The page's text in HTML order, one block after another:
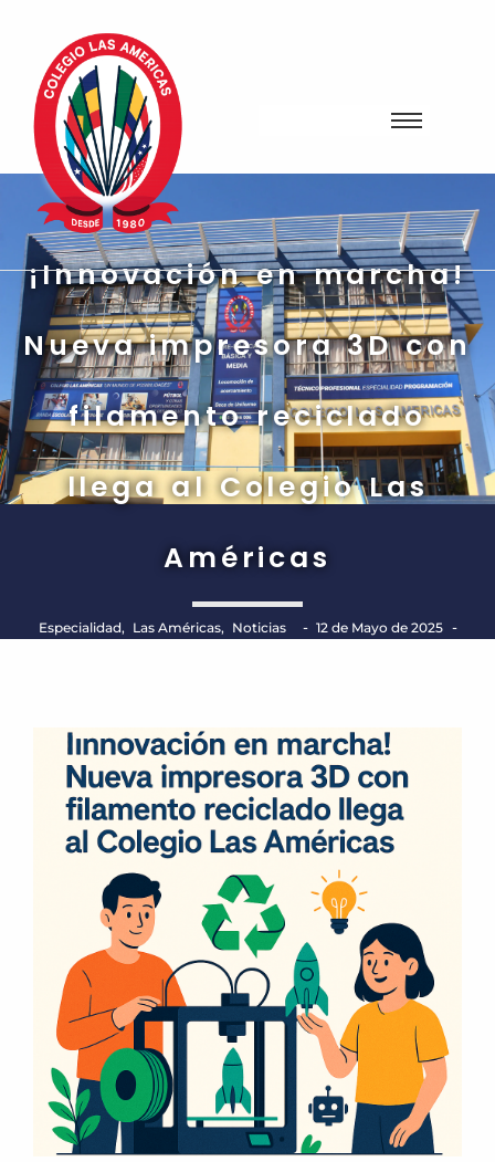
¡Innovación en marcha!
Nueva impresora 3D con
filamento reciclado
llega al Colegio Las
Américas
Especialidad, Las Américas, Noticias - 12 de Mayo de 2025 -